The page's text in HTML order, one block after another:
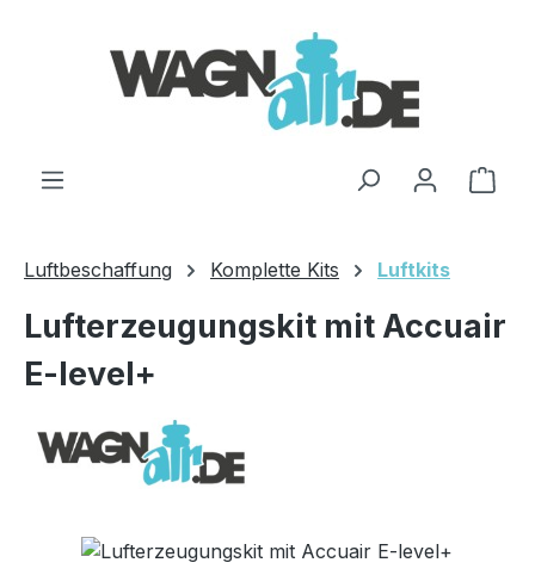
Luftbeschaffung Komplette Kits Luftkits
Lufterzeugungskit mit Accuair
E-level+
Bildergalerie überspringen